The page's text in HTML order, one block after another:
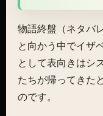
物語終盤（ネタバ
と向かう中でイザ
として表向きはシ
たちが帰ってきた
のです。